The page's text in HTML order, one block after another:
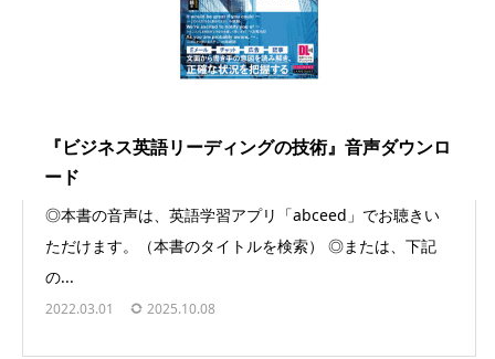
『ビジネス英語リーディングの技術』音声ダウンロ
ード
◎本書の音声は、英語学習アプリ「abceed」でお聴きい
ただけます。（本書のタイトルを検索） ◎または、下記
の...
2022.03.01 2025.10.08